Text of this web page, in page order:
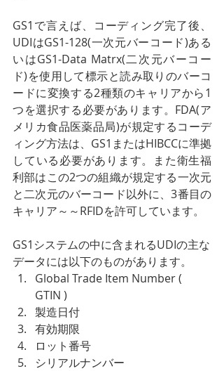
GS1で言えば、コーディング完了後、
UDIはGS1-128(一次元バーコード)ある
いはGS1-Data Matrx(二次元バーコー
ド)を使用して標示と読み取りのバーコ
ードに変換する2種類のキャリアから1
つを選択する必要があります。FDA(ア
メリカ食品医薬品局)が規定するコーデ
ィング方法は、GS1またはHIBCCに準拠
している必要があります。また衛生福
利部はこの2つの組織が規定する一次元
と二次元のバーコード以外に、3番目の
キャリア～～RFIDを許可しています。
GS1システムの中に含まれるUDIの主な
データには以下のものがあります。
Global Trade Item Number (
GTIN )
製造日付
有効期限
ロット番号
シリアルナンバー